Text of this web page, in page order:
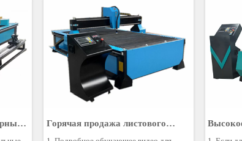
Горячая продажа листового
металла с ЧПУ плазменной резки